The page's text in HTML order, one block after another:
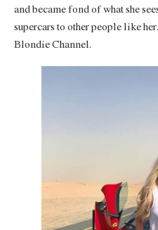
and became fond of what she
supercars to other people like
Blondie Channel.